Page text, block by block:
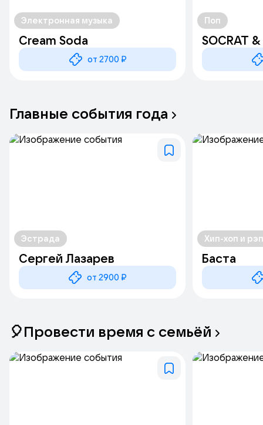
Электронная музыка
Cream Soda
от 2700 ₽
Поп
SOCRAT &
Главные события года
Эстрада
Сергей Лазарев
от 2900 ₽
Хип-хоп и рэп
Баста
🎈Провести время с семьёй